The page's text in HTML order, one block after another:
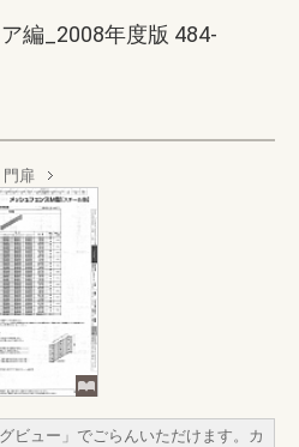
編_2008年度版 484-
扉
ビュー」でごらんいただけます。カ